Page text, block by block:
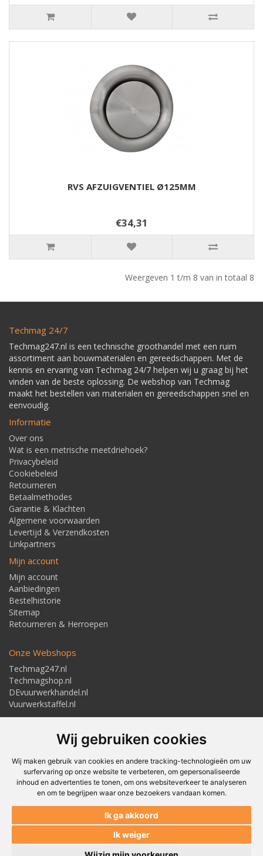
Wij gebruiken cookies
Wij maken gebruik van cookies en andere tracking-technologieën om uw
surfervaring op onze website te verbeteren, om gepersonaliseerde
inhoud en advertenties te tonen, om ons websiteverkeer te analyseren
en om te begrijpen waar onze bezoekers vandaan komen.
Ik ga akkoord
Ik weiger
RVS AFZUIGVENTIEL Ø125MM
€34,31
Weergeven 1 t/m 8 van in totaal 8
Techmag 24/7
Techmag247.nl is een technische groothandel met een ruim
assortiment aan bouwmaterialen en gereedschappen. Met de
kennis en ervaring van Techmag 24/7 helpen wij u graag bij het
vinden van de beste oplossing. De webshop van Techmag
maakt het bestellen van materialen en gereedschappen snel en
eenvoudig.
Informatie
Over ons
Wat is een metrische meetdriehoek?
Privacybeleid
Cookiebeleid
Retourneren
Betaalmethodes
Garantie & Klachten
Algemene voorwaarden
Levertijd & Verzendkosten
Linkpartners
Mijn account
Mijn account
Aanbiedingen
Bestelhistorie
Sitemap
Retourneren & Herroepen
Onze Webshops
Techmag247.nl
Techmagshop.nl
DEvuurwerkhandel.nl
Vuurwerkstaffel.nl
Adresgegevens
Textielstraat 4, 7483 PB Haaksbergen
Telefoon: 053-5723224
info@techmaghaaksbergen.nl
Akkoord om gemaild te worden*
Privacybeleid*